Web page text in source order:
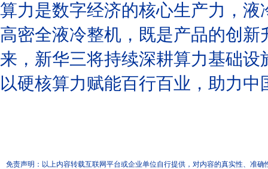
算力是数字经济的核心生产力，液
高密全液冷整机，既是产品的创
来，新华三将持续深耕算力基础
以硬核算力赋能百行百业，助力
免责声明：以上内容转载互联网平台或企业单位自行提供，对内容的真实性、准